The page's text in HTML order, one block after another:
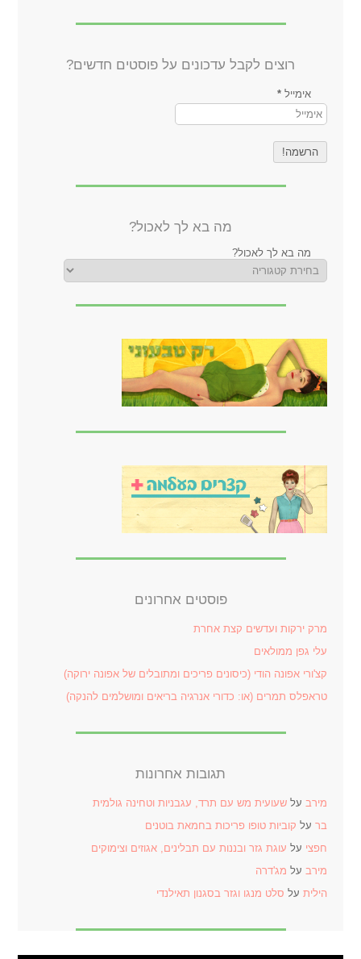
רוצים לקבל עדכונים על פוסטים חדשים?
אימייל*
מה בא לך לאכול?
מה בא לך לאכול?
פוסטים אחרונים
מרק ירקות ועדשים קצת אחרת
עלי גפן ממולאים
קצ'ורי אפונה הודי (כיסונים פריכים ומתובלים של אפונה ירוקה)
טראפלס תמרים (או: כדורי אנרגיה בריאים ומושלמים להנקה)
תגובות אחרונות
מירב עלשעועית מש עם תרד, עגבניות וטחינה גולמית
בר על קוביות טופו פריכות בחמאת בוטנים
חפצי על עוגת גזר ובננות עם תבלינים, אגוזים וצימוקים
מירב על מג'דרה
הילית על סלט מנגו וגזר בסגנון תאילנדי